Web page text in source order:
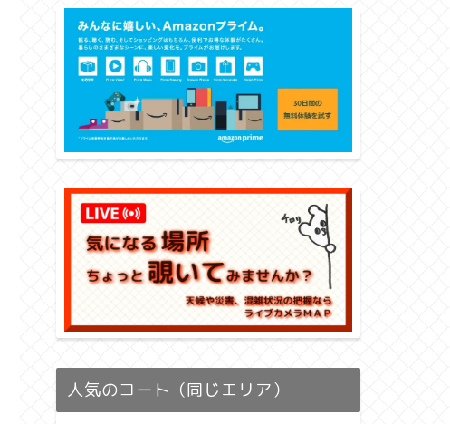
人気のコート（同じエリア）